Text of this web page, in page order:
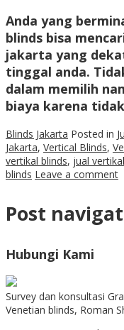
Anda yang
blinds bisa
jakarta yang
tinggal anda.
dalam memilih
biaya karena
Blinds Jakarta Posted in
Jakarta, Vertical Blinds,
vertikal blinds, jual
blinds Leave a comment
Post
Hubungi Kami
Survey dan konsultasi
Venetian blinds, Roman